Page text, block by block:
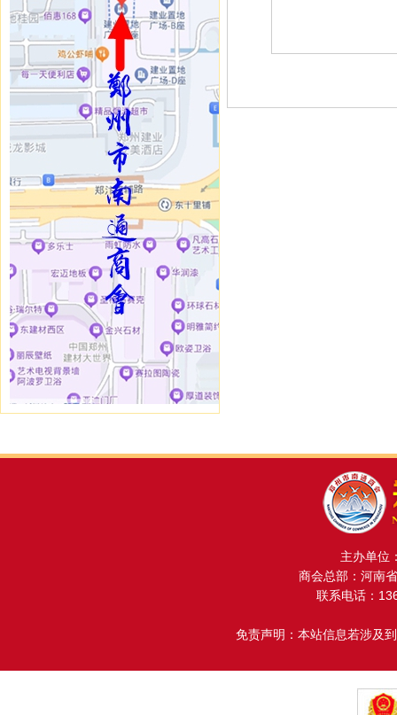
主办单位
商会总部：河南
联系电话：
免责声明：本站信息若涉及